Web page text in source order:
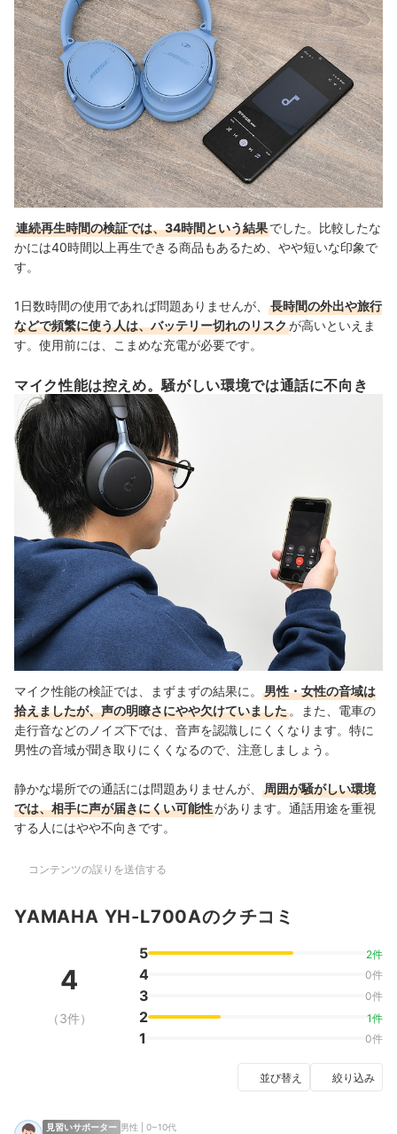
連続再生時間の検証では、34時間という結果でした。比較したな
かには40時間以上再生できる商品もあるため、やや短いな印象で
す。
1日数時間の使用であれば問題ありませんが、
長時間の外出や旅行
などで頻繁に使う人は、バッテリー切れのリスクが高いといえま
す。使用前には、こまめな充電が必要です。
マイク性能は控えめ。騒がしい環境では通話に不向き
マイク性能の検証では、まずまずの結果に。
男性・女性の音域は
拾えましたが、声の明瞭さにやや欠けていました 。また、電車の
走行音などのノイズ下では、音声を認識しにくくなります。特に
男性の音域が聞き取りにくくなるので、注意しましょう。
静かな場所での通話には問題ありませんが、
周囲が騒がしい環境
では、相手に声が届きにくい可能性があります。通話用途を重視
する人にはやや不向きです。
コンテンツの誤りを送信する
YAMAHA YH-L700Aのクチコミ
4
（3件）
5 2件
4 0件
3 0件
2 1件
1 0件
並び替え 絞り込み
見習いサポーター 男性 | 0~10代